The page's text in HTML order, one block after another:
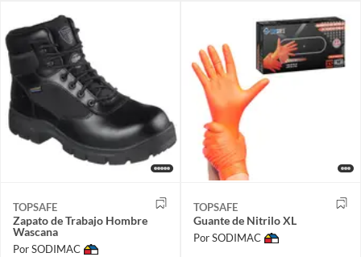
TOPSAFE
Zapato de Trabajo Hombre
Wascana
Por SODIMAC
TOPSAFE
Guante de Nitrilo XL
Por SODIMAC